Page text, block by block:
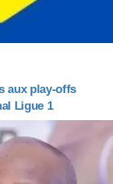
aux play-offs
Ligue 1